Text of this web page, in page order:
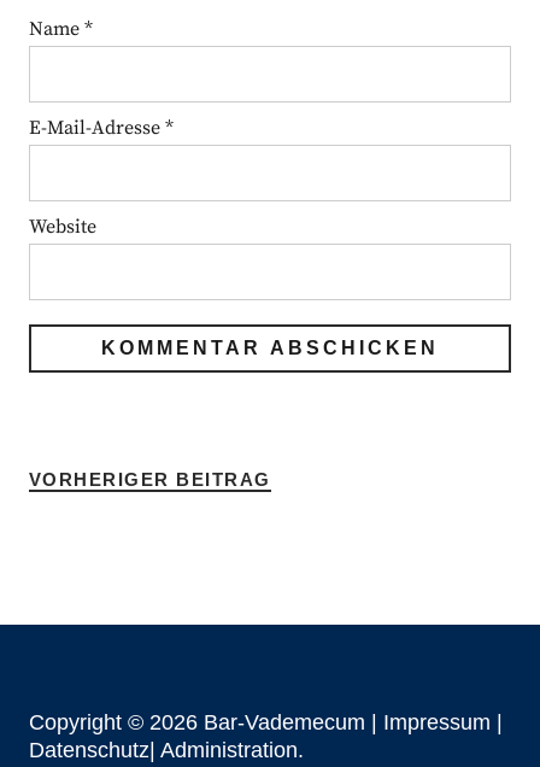
Name *
E-Mail-Adresse *
Website
VORHERIGER BEITRAG
Copyright © 2026 Bar-Vademecum | Impressum
Datenschutz| Administration